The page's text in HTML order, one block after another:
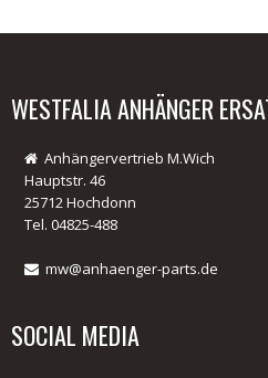
02.
WESTFALIA ANHÄNGER
Anhängervertrieb M.Wich
Hauptstr. 46
25712 Hochdonn
Tel. 04825-488
mw@anhaenger-parts.de
SOCIAL MEDIA